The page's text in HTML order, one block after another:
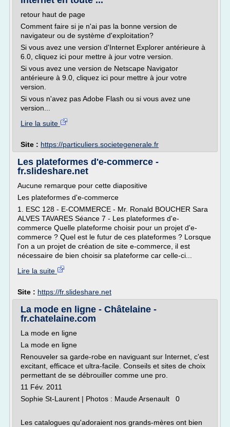
retour haut de page
Comment faire si je n'ai pas la bonne version de
navigateur ou de système d'exploitation?
Si vous avez une version d'Internet Explorer antérieure à
6.0, cliquez ici pour mettre à jour votre version.
Si vous avez une version de Netscape Navigator
antérieure à 9.0, cliquez ici pour mettre à jour votre
version.
Si vous n'avez pas Adobe Flash ou si vous avez une
version...
Lire la suite
Site : https://particuliers.societegenerale.fr
Les plateformes d'e-commerce -
fr.slideshare.net
Aucune remarque pour cette diapositive
Les plateformes d'e-commerce
1. ESC 128 - E-COMMERCE - Mr. Ronald BOUCHER Sara
ALVES TAVARES Séance 7 - Les plateformes d'e-
commerce Quelle plateforme choisir pour un projet d'e-
commerce ? Quel est le futur de ces plateformes ? Lorsque
l'on a un projet de création de site e-commerce, il est
nécessaire de bien choisir sa plateforme car celle-ci...
Lire la suite
Site : https://fr.slideshare.net
La mode en ligne - Châtelaine -
fr.chatelaine.com
La mode en ligne
La mode en ligne
Renouveler sa garde-robe en naviguant sur Internet, c'est
excitant, efficace et ultra-facile. Conseils et sites de choix
permettant de se débrouiller comme une pro.
11 Fév. 2011
Sophie St-Laurent | Photos : Maude Arsenault 0
Les catalogues qu'adoraient nos grands-mères ont bien